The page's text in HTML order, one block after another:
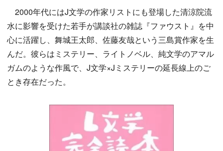
2000年代にはJ文学の作家リストにも登場した清涼院流
水に影響を受けた若手が講談社の雑誌『ファウスト』を中
心に活躍し、舞城王太郎、佐藤友哉という三島賞作家を生
んだ。彼らはミステリー、ライトノベル、純文学のアマル
ガムのような作風で、J文学×Jミステリーの延長線上のご
とき存在だった。